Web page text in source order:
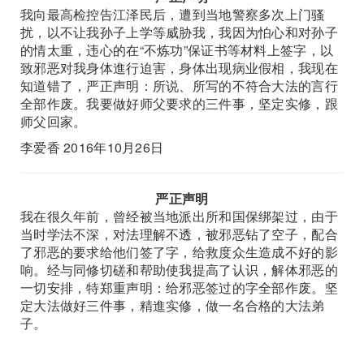
我向最高检控告江泽民后，遭到当地警察多次上门骚
扰，以不让我孙子上学等威胁我，我因为怕心和对孙子
的情太重，违心的在“不炼功”保证书等材料上签字，以
致邪恶对我身体進行迫害，身体出现病业假相，我现在
知道错了，严正声明：所说、所写的不符合大法的言行
全部作废。我要做好师父要求的三件事，坚定实修，跟
师父回家。
李爱香 2016年10月26日
严正声明
我在很久年前，曾经被当地派出所和国保绑架过，由于
当时学法不深，对法理解不透，被邪恶钻了空子，配合
了邪恶的要求给他们签了字，给救度众生造成不好的影
响。经与同修切磋和帮助使我提高了认识，解体邪恶的
一切安排，特郑重声明：给邪恶签过的字全部作废。坚
定大法做好三件事，精進实修，做一名合格的大法弟
子。